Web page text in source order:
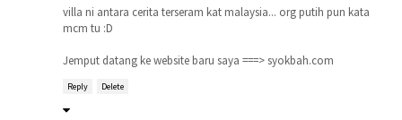
villa ni antara cerita terseram kat malaysia... org putih pun kata
mcm tu :D
Jemput datang ke website baru saya ===> syokbah.com
Reply Delete